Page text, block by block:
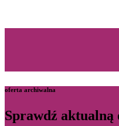
oferta archiwalna
Sprawdź aktualną